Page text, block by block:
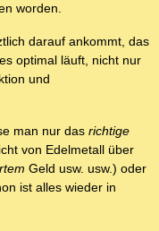
worden.
darauf ankommt, das
optimal läuft, nicht nur
und
man nur das richtige
von Edelmetall über
Geld usw. usw.) oder
ist alles wieder in